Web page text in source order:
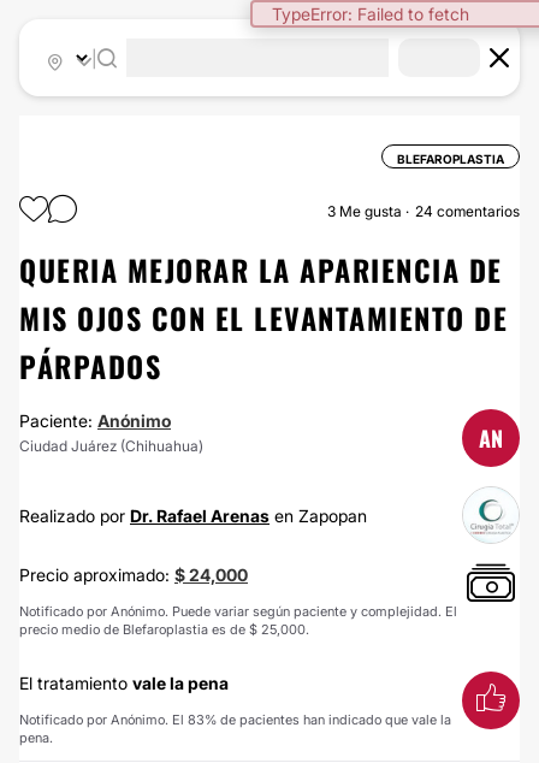
TypeError: Failed to fetch
BLEFAROPLASTIA
3 Me gusta 24 comentarios
QUERIA MEJORAR LA APARIENCIA DE
MIS OJOS CON EL LEVANTAMIENTO DE
PÁRPADOS
Paciente: Anónimo
Ciudad Juárez (Chihuahua) AN
Realizado por Dr. Rafael Arenas en Zapopan
Precio aproximado: $ 24,000
Notificado por Anónimo. Puede variar según paciente y complejidad. El
precio medio de Blefaroplastia es de $ 25,000.
El tratamiento vale la pena
Notificado por Anónimo. El 83% de pacientes han indicado que vale la
pena.